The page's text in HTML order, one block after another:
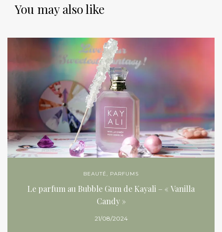
You may also like
BEAUTÉ, PARFUMS
Le parfum au Bubble Gum de Kayali – « Vanilla
Candy »
21/08/2024